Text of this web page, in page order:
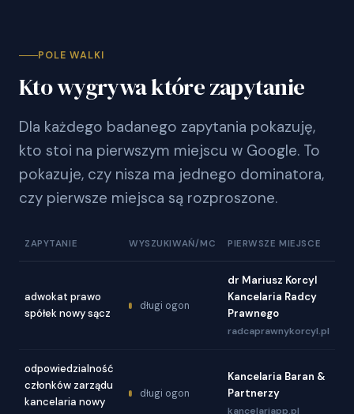
POLE WALKI
Kto wygrywa które zapytanie
Dla każdego badanego zapytania pokazuję,
kto stoi na pierwszym miejscu w Google. To
pokazuje, czy nisza ma jednego dominatora,
czy pierwsze miejsca są rozproszone.
ZAPYTANIE WYSZUKIWAŃ/MC PIERWSZE MIEJSCE
adwokat prawo
spółek nowy sącz
długi ogon
dr Mariusz Korcyl
Kancelaria Radcy
Prawnego
radcaprawnykorcyl.pl
odpowiedzialność
członków zarządu
kancelaria nowy
długi ogon
Kancelaria Baran &
Partnerzy
kancelariapp.pl